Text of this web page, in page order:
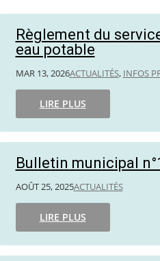
Règlement du
eau potable
MAR 13, 2026ACTUALITÉS, INFOS
LIRE PLUS
Bulletin municipal
AOÛT 25, 2025ACTUALITÉS
LIRE PLUS